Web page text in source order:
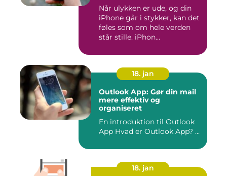
Når ulykken er ude, og din
iPhone går i stykker, kan det
føles som om hele verden
står stille. iPhon...
18. jan
Outlook App: Gør din mail
mere effektiv og
organiseret
En introduktion til Outlook
App Hvad er Outlook App? ...
18. jan